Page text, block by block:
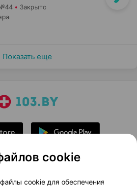
Закрыто
Показать еще
Новости проекта
cookie
cookie для обеспечения